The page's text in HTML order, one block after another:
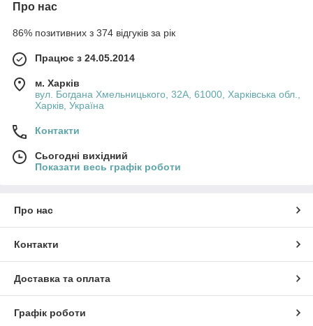
Про нас
86% позитивних з 374 відгуків за рік
Працює з 24.05.2014
м. Харків
вул. Богдана Хмельницького, 32А, 61000, Харківська обл.,
Харків, Україна
Контакти
Сьогодні вихідний
Показати весь графік роботи
Про нас
Контакти
Доставка та оплата
Графік роботи